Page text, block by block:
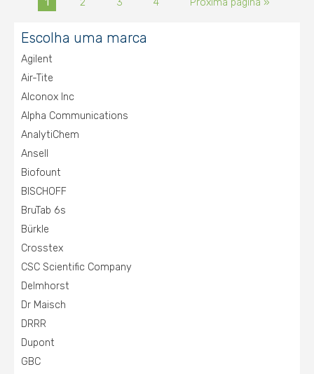
1 2 3 4 Próxima página »
Escolha uma marca
Agilent
Air-Tite
Alconox Inc
Alpha Communications
AnalytiChem
Ansell
Biofount
BISCHOFF
BruTab 6s
Bürkle
Crosstex
CSC Scientific Company
Delmhorst
Dr Maisch
DRRR
Dupont
GBC